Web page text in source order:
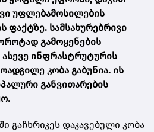
უფლებამოსილების
ფაქტზე. სამსახურებრივი
გამოყენების
ინფრასტრუტურის
კობა გაბუნია. ის
განვითარების
გაჩხრიკეს დაკავებული კობა